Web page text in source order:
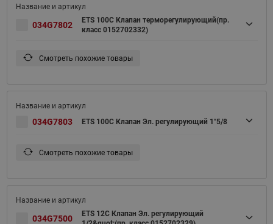
034G7802
ETS 100C Клапан терморегулирующий(пр.
класс 0152702332)
Смотреть похожие товары
034G7803 ETS 100C Клапан Эл. регулирующий 1"5/8
Смотреть похожие товары
034G7500
ETS 12C Клапан Эл. регулирующий